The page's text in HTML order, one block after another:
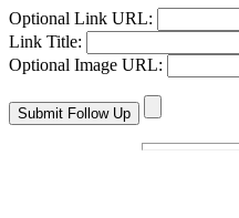
Optional Link URL:
Link Title:
Optional Image URL: